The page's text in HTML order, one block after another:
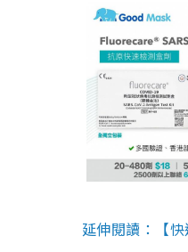
延伸閱讀：【